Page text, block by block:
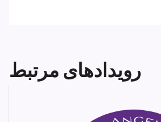
رویدادهای مرتبط